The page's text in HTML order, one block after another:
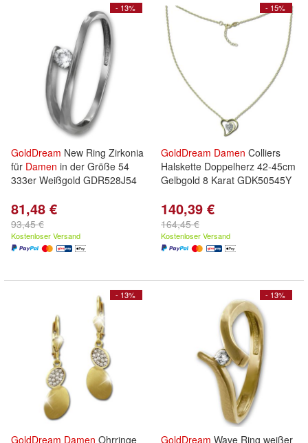
- 13%
GoldDream New Ring Zirkonia
für Damen in der Größe 54
333er Weißgold GDR528J54
81,48 €
93,45 €
Kostenloser Versand
- 15%
GoldDream Damen Colliers
Halskette Doppelherz 42-45cm
Gelbgold 8 Karat GDK50545Y
140,39 €
164,45 €
Kostenloser Versand
- 13%
GoldDream Damen Ohrringe
- 13%
GoldDream Wave Ring weißer